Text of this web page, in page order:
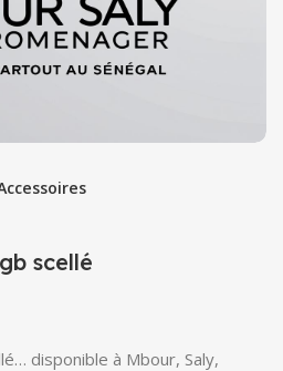
scellé
disponible à Mbour, Saly,